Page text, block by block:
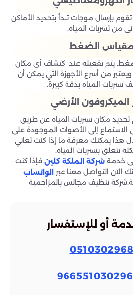
بإرسال موجات تبدأ بتحديد الأماكن
من تسربات المياه.
مقياس الضغط
يتم تفعيله عند اكتشاف أي مكان
من أسرع الأجهزة التي يمكن أن
المياه بدقة كبيرة.
الميكروفون الأرضي
تحديد مكان تسربات المياه عن طريق
إلى الأصوات الموجودة على
هذا يمكنك معرفة ما إذا كنت تعاني
تتعلق بتسربات المياه.
خدمةشركة الملكة كلين فإذا كنت
الآن التواصل معنا عبر
الواتساب
تنظيف مجالس بالمزاحمية
أو للإستفسار
0510302968